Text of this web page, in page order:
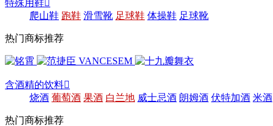
特殊用鞋
爬山鞋 跑鞋 滑雪靴 足球鞋 体操鞋 足球靴
热门商标推荐
含酒精的饮料
烧酒 葡萄酒 果酒 白兰地 威士忌酒 朗姆酒 伏特加酒 米酒
热门商标推荐